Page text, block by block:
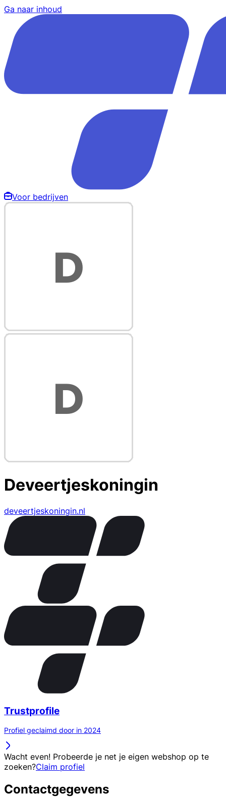
Ga naar inhoud
Voor bedrijven
Deveertjeskoningin
deveertjeskoningin.nl
Trustprofile
Profiel geclaimd door in 2024
Wacht even! Probeerde je net je eigen webshop op te
zoeken?Claim profiel
Contactgegevens